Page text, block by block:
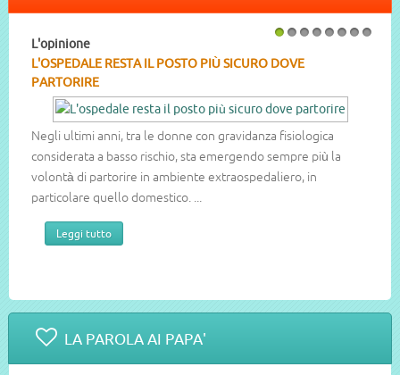
L'opinione
L'OSPEDALE RESTA IL POSTO PIÙ SICURO DOVE
PARTORIRE
Negli ultimi anni, tra le donne con gravidanza fisiologica
considerata a basso rischio, sta emergendo sempre più la
volontà di partorire in ambiente extraospedaliero, in
particolare quello domestico. ...
Leggi tutto
LA PAROLA AI PAPA'